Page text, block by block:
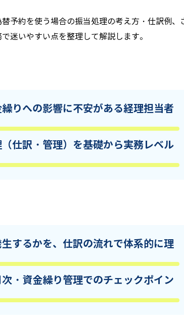
予約を使う場合の振当処理の考え方・仕訳例、
迷いやすい点を整理して解説します。
りへの影響に不安がある経理担当者
仕訳・管理）を基礎から実務レベル
するかを、仕訳の流れで体系的に理
・資金繰り管理でのチェックポイン